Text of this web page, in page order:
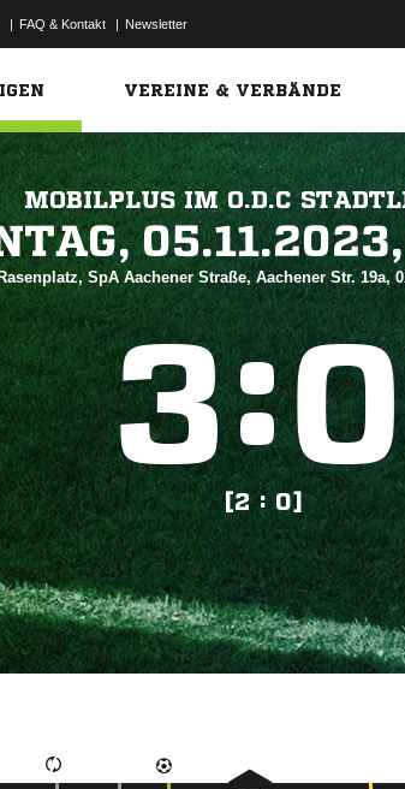
| FAQ & Kontakt | Newsletter
VEREINE & VERBÄNDE
MOBILPLUS IM O.D.C

Rasenplatz, SpA Aachener Straße, Aachener Str. 19a,
:
[2 : 0]